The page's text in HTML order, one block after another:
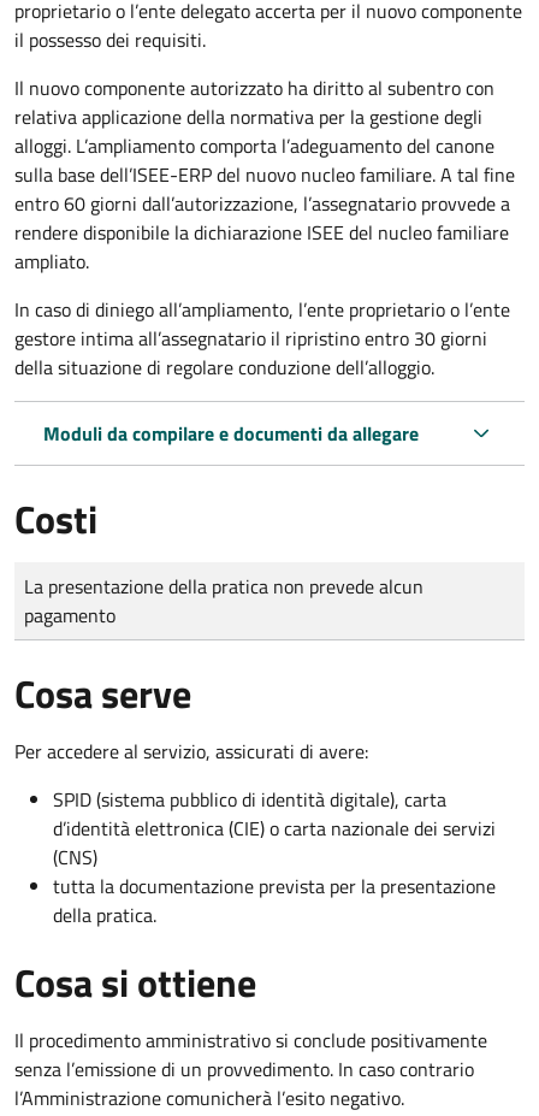
proprietario o l’ente delegato accerta per il nuovo componente
il possesso dei requisiti.
Il nuovo componente autorizzato ha diritto al subentro con
relativa applicazione della normativa per la gestione degli
alloggi. L’ampliamento comporta l’adeguamento del canone
sulla base dell’ISEE-ERP del nuovo nucleo familiare. A tal fine
entro 60 giorni dall’autorizzazione, l’assegnatario provvede a
rendere disponibile la dichiarazione ISEE del nucleo familiare
ampliato.
In caso di diniego all’ampliamento, l’ente proprietario o l’ente
gestore intima all’assegnatario il ripristino entro 30 giorni
della situazione di regolare conduzione dell’alloggio.
Moduli da compilare e documenti da allegare
Costi
Tipo di pagamento
Importo
La presentazione della pratica non prevede alcun
pagamento
Cosa serve
Per accedere al servizio, assicurati di avere:
SPID (sistema pubblico di identità digitale), carta
d’identità elettronica (CIE) o carta nazionale dei servizi
(CNS)
tutta la documentazione prevista per la presentazione
della pratica.
Cosa si ottiene
Il procedimento amministrativo si conclude positivamente
senza l’emissione di un provvedimento. In caso contrario
l’Amministrazione comunicherà l’esito negativo.